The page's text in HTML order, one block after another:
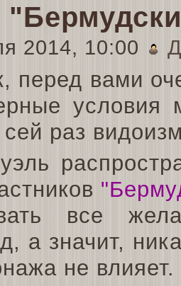
2014, 10:00
перед вами
условия
раз
все
а значит,
не влияет.